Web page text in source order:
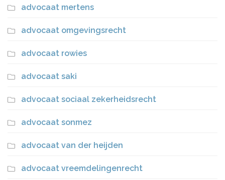
advocaat mertens
advocaat omgevingsrecht
advocaat rowies
advocaat saki
advocaat sociaal zekerheidsrecht
advocaat sonmez
advocaat van der heijden
advocaat vreemdelingenrecht